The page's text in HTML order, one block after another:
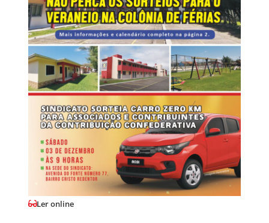
Ler online